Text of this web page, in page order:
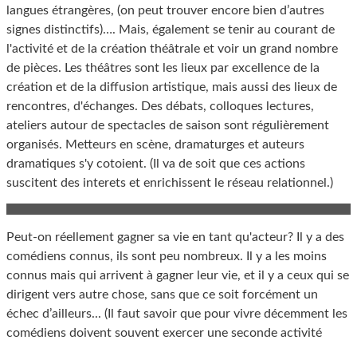
langues étrangères, (on peut trouver encore bien d’autres
signes distinctifs)…. Mais, également se tenir au courant de
l'activité et de la création théâtrale et voir un grand nombre
de pièces. Les théâtres sont les lieux par excellence de la
création et de la diffusion artistique, mais aussi des lieux de
rencontres, d'échanges. Des débats, colloques lectures,
ateliers autour de spectacles de saison sont régulièrement
organisés. Metteurs en scène, dramaturges et auteurs
dramatiques s'y cotoient. (Il va de soit que ces actions
suscitent des interets et enrichissent le réseau relationnel.)
Peut-on réellement gagner sa vie en tant qu'acteur? Il y a des
comédiens connus, ils sont peu nombreux. Il y a les moins
connus mais qui arrivent à gagner leur vie, et il y a ceux qui se
dirigent vers autre chose, sans que ce soit forcément un
échec d’ailleurs... (Il faut savoir que pour vivre décemment les
comédiens doivent souvent exercer une seconde activité